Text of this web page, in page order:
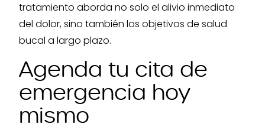
tratamiento aborda no solo el alivio inmediato
del dolor, sino también los objetivos de salud
bucal a largo plazo.
Agenda tu cita de
emergencia hoy
mismo